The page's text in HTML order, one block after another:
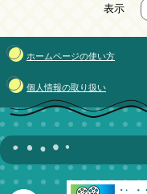
表示
ホームページの使い方
個人情報の取り扱い